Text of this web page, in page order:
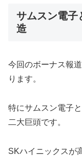
サムスン電子
造
今回のボーナス報
ります。
特にサムスン電子
二大巨頭です。
SKハイニックスが